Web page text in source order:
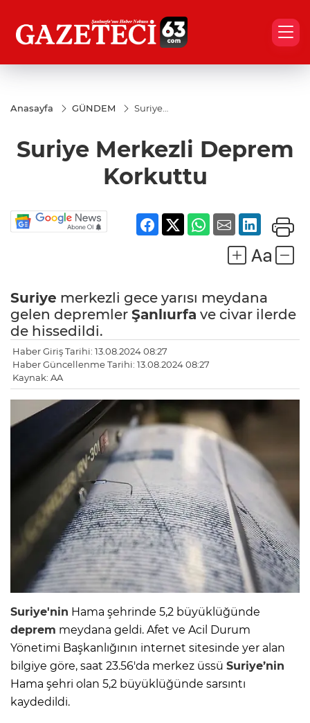
Anasayfa GÜNDEM
Suriye
Korkuttu
Suriye Merkezli Deprem
Korkuttu
Suriye merkezli gece yarısı meydana
gelen depremler Şanlıurfa ve civar ilerde
de hissedildi.
Haber Giriş Tarihi: 13.08.2024 08:27
Haber Güncellenme Tarihi: 13.08.2024 08:27
Kaynak: AA
Suriye'nin Hama şehrinde 5,2 büyüklüğünde
deprem meydana geldi. Afet ve Acil Durum
Yönetimi Başkanlığının internet sitesinde yer alan
bilgiye göre, saat 23.56'da merkez üssü Suriye’nin
Hama şehri olan 5,2 büyüklüğünde sarsıntı
kaydedildi.